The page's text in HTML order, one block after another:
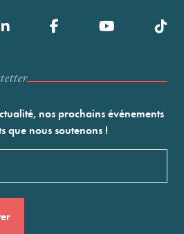
nos prochains événements
que nous soutenons !